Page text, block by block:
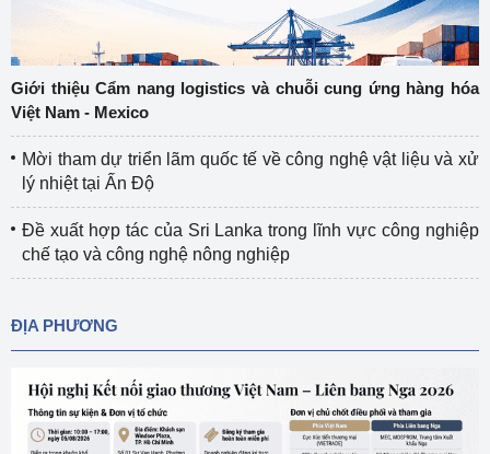
Giới thiệu Cẩm nang logistics và chuỗi cung ứng hàng hóa
Việt Nam - Mexico
Mời tham dự triển lãm quốc tế về công nghệ vật liệu và xử
lý nhiệt tại Ấn Độ
Đề xuất hợp tác của Sri Lanka trong lĩnh vực công nghiệp
chế tạo và công nghệ nông nghiệp
ĐỊA PHƯƠNG